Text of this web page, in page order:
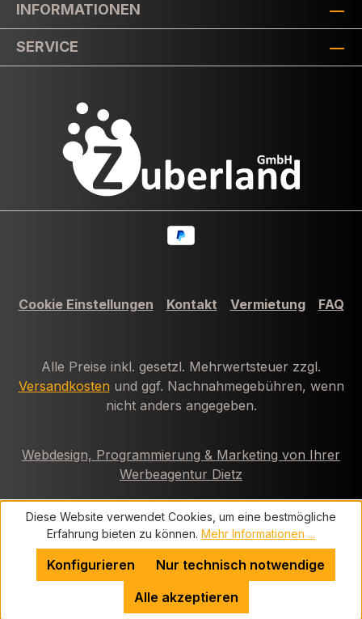
INFORMATIONEN
SERVICE
Cookie Einstellungen Kontakt Vermietung FAQ
Alle Preise inkl. gesetzl. Mehrwertsteuer zzgl.
Versandkosten und ggf. Nachnahmegebühren, wenn
nicht anders angegeben.
Webdesign, Programmierung & Marketing von Ihrer
Werbeagentur Dietz
Diese Website verwendet Cookies, um eine bestmögliche
Erfahrung bieten zu können. Mehr Informationen ...
Nur technisch notwendige
Konfigurieren
Alle akzeptieren